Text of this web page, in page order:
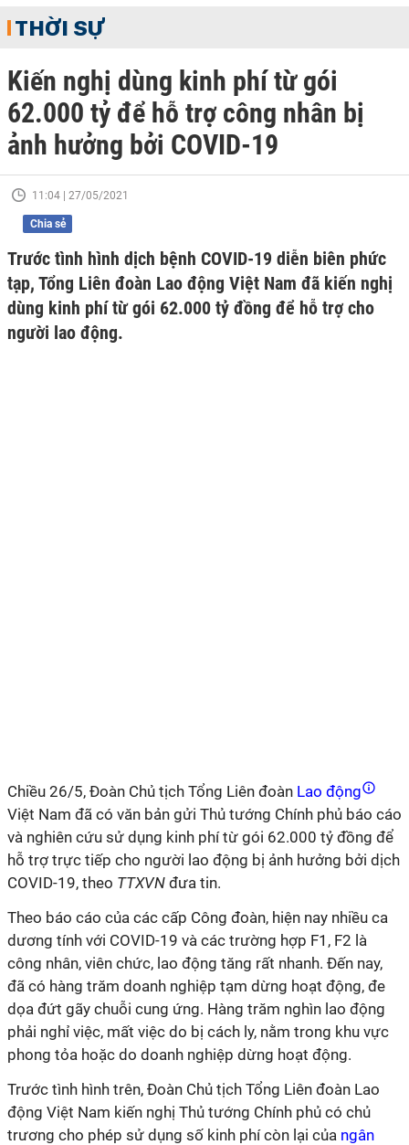
THỜI SỰ
Kiến nghị dùng kinh phí từ gói
62.000 tỷ để hỗ trợ công nhân bị
ảnh hưởng bởi COVID-19
11:04 | 27/05/2021
Chia sẻ
Trước tình hình dịch bệnh COVID-19 diễn biên phức
tạp, Tổng Liên đoàn Lao động Việt Nam đã kiến nghị
dùng kinh phí từ gói 62.000 tỷ đồng để hỗ trợ cho
người lao động.
Chiều 26/5, Đoàn Chủ tịch Tổng Liên đoàn Lao động
Việt Nam đã có văn bản gửi Thủ tướng Chính phủ báo cáo
và nghiên cứu sử dụng kinh phí từ gói 62.000 tỷ đồng để
hỗ trợ trực tiếp cho người lao động bị ảnh hưởng bởi dịch
COVID-19, theo TTXVN đưa tin.
Theo báo cáo của các cấp Công đoàn, hiện nay nhiều ca
dương tính với COVID-19 và các trường hợp F1, F2 là
công nhân, viên chức, lao động tăng rất nhanh. Đến nay,
đã có hàng trăm doanh nghiệp tạm dừng hoạt động, đe
dọa đứt gãy chuỗi cung ứng. Hàng trăm nghìn lao động
phải nghỉ việc, mất việc do bị cách ly, nằm trong khu vực
phong tỏa hoặc do doanh nghiệp dừng hoạt động.
Trước tình hình trên, Đoàn Chủ tịch Tổng Liên đoàn Lao
động Việt Nam kiến nghị Thủ tướng Chính phủ có chủ
trương cho phép sử dụng số kinh phí còn lại của ngân